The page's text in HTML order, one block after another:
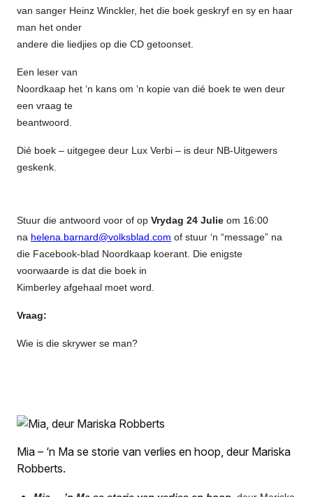
van sanger Heinz Winckler, het die boek geskryf en sy en haar
man het onder
andere die liedjies op die CD getoonset.
Een leser van
Noordkaap het ‘n kans om ‘n kopie van dié boek te wen deur
een vraag te
beantwoord.
Dié boek – uitgegee deur Lux Verbi – is deur NB-Uitgewers
geskenk.
Stuur die antwoord voor of op Vrydag 24 Julie om 16:00
na helena.barnard@volksblad.com of stuur ‘n “message” na
die Facebook-blad Noordkaap koerant. Die enigste
voorwaarde is dat die boek in
Kimberley afgehaal moet word.
Vraag:
Wie is die skrywer se man?
Mia – ‘n Ma se storie van verlies en hoop, deur Mariska
Robberts.